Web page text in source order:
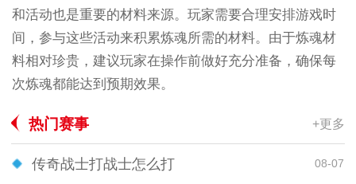
和活动也是重要的材料来源。玩家需要合理安排游戏时
间，参与这些活动来积累炼魂所需的材料。由于炼魂材
料相对珍贵，建议玩家在操作前做好充分准备，确保每
次炼魂都能达到预期效果。
热门赛事 +更多
传奇战士打战士怎么打 08-07